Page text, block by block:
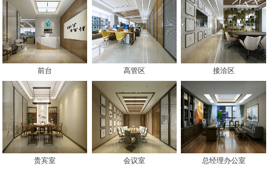
前台 高管区 接洽区
贵宾室 会议室 总经理办公室